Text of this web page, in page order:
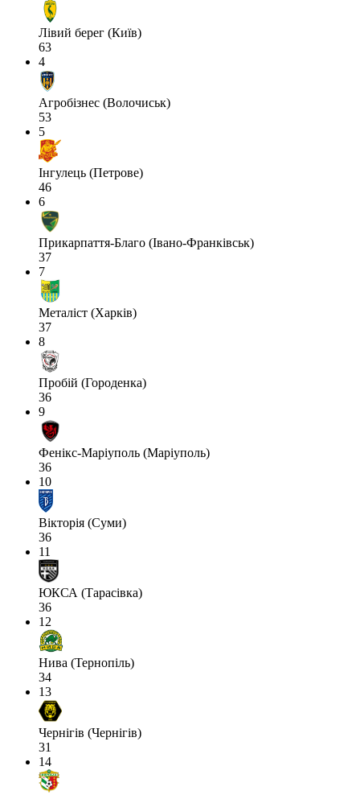
Лівий берег (Київ)
63
4
Агробізнес (Волочиськ)
53
5
Інгулець (Петрове)
46
6
Прикарпаття-Благо (Івано-Франківськ)
37
7
Металіст (Харків)
37
8
Пробій (Городенка)
36
9
Фенікс-Маріуполь (Маріуполь)
36
10
Вікторія (Суми)
36
11
ЮКСА (Тарасівка)
36
12
Нива (Тернопіль)
34
13
Чернігів (Чернігів)
31
14